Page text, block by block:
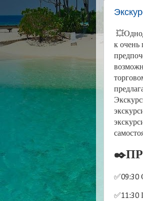
к очень
✅09:30
✅11:30